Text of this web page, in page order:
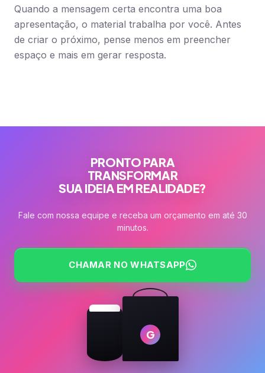
Quando a mensagem certa encontra uma boa
apresentação, o material trabalha por você. Antes
de criar o próximo, pense menos em preencher
espaço e mais em gerar resposta.
PRONTO PARA
TRANSFORMAR
SUA IDEIA EM REALIDADE?
Fale com nossa equipe e receba um orçamento em até 30
minutos.
CHAMAR NO WHATSAPP
G